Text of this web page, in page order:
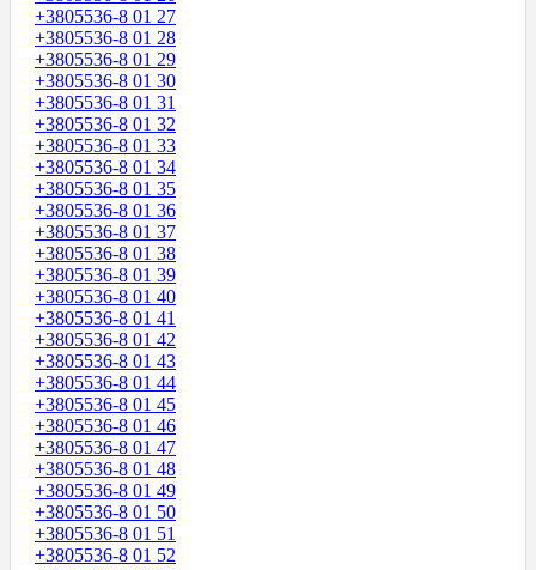
+3805536-8 01 27
+3805536-8 01 28
+3805536-8 01 29
+3805536-8 01 30
+3805536-8 01 31
+3805536-8 01 32
+3805536-8 01 33
+3805536-8 01 34
+3805536-8 01 35
+3805536-8 01 36
+3805536-8 01 37
+3805536-8 01 38
+3805536-8 01 39
+3805536-8 01 40
+3805536-8 01 41
+3805536-8 01 42
+3805536-8 01 43
+3805536-8 01 44
+3805536-8 01 45
+3805536-8 01 46
+3805536-8 01 47
+3805536-8 01 48
+3805536-8 01 49
+3805536-8 01 50
+3805536-8 01 51
+3805536-8 01 52